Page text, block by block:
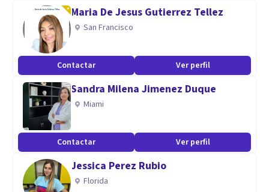
Maria De Jesus Gutierrez Tellez
San Francisco
Contactar Ver perfil
Sandra Milena Jimenez Duque
Miami
Contactar Ver perfil
Jessica Perez Rubio
Florida